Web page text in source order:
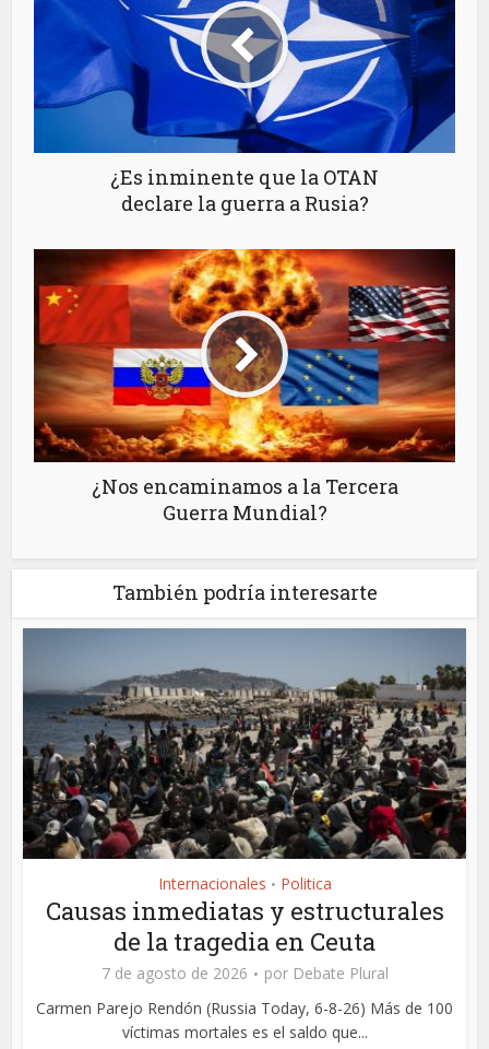
¿Es inminente que la OTAN
declare la guerra a Rusia?
¿Nos encaminamos a la Tercera
Guerra Mundial?
También podría interesarte
Internacionales • Politica
Causas inmediatas y estructurales
de la tragedia en Ceuta
7 de agosto de 2026 por Debate Plural
Carmen Parejo Rendón (Russia Today, 6-8-26) Más de 100
víctimas mortales es el saldo que...